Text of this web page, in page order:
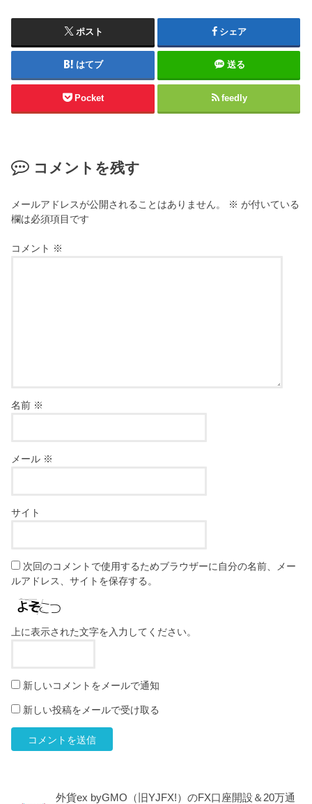
ポスト シェア
はてブ 送る
Pocket feedly
コメントを残す
メールアドレスが公開されることはありません。 ※ が付いている
欄は必須項目です
コメント ※
名前 ※
メール ※
サイト
次回のコメントで使用するためブラウザーに自分の名前、メー
ルアドレス、サイトを保存する。
上に表示された文字を入力してください。
新しいコメントをメールで通知
新しい投稿をメールで受け取る
外貨ex byGMO（旧YJFX!）のFX口座開設＆20万通